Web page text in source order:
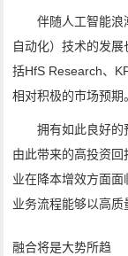
伴随人工智能浪潮
自动化）技术的发
括HfS Research、
相对积极的市场预期。
拥有如此良好的预
由此带来的高投资
业在降本增效方面
业务流程能够以高质
融合将是大势所趋